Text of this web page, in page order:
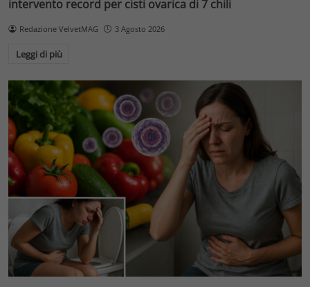
intervento record per cisti ovarica di 7 chili
Redazione VelvetMAG 3 Agosto 2026
Leggi di più